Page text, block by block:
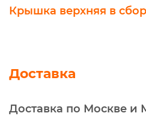
Крышка верхняя в
Доставка
Доставка по Москве и